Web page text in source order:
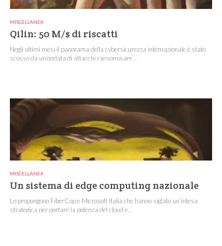
MISCELLANEA
Qilin: 50 M/$ di riscatti
Negli ultimi mesi il panorama della cybersicurezza internazionale è stato
scosso da un’ondata di attacchi ransomware...
MISCELLANEA
Un sistema di edge computing nazionale
Lo propongono FiberCop e Microsoft Italia che hanno siglato un’intesa
strategica per portare la potenza del cloud e...